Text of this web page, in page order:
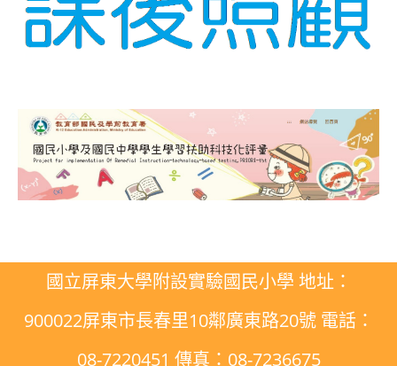
國立屏東大學附設實驗國民小學 地址：
900022屏東市長春里10鄰廣東路20號 電話：
08-7220451 傳真：08-7236675